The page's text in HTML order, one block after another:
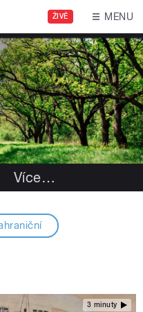
ŽIVĚ MENU
Více…
3 minuty